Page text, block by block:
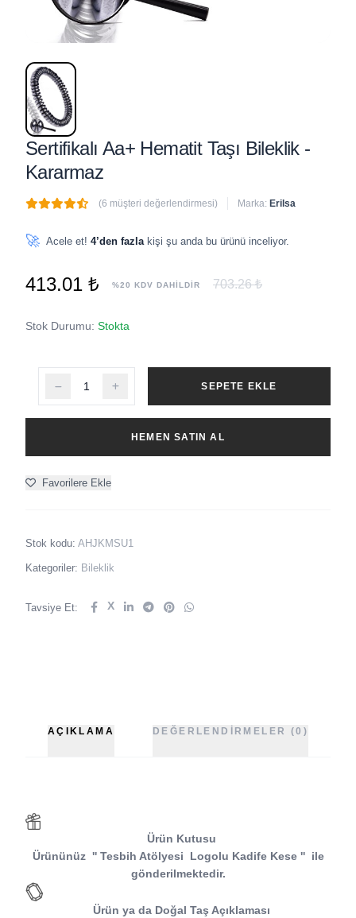
Sertifikalı Aa+ Hematit Taşı Bileklik -
Kararmaz
(6 müşteri değerlendirmesi) Marka: Erilsa
🚀 Acele et! 4’den fazla kişi şu anda bu ürünü inceliyor.
413.01 ₺ %20 KDV DAHİLDİR 703.26 ₺
Stok Durumu: Stokta
SEPETE EKLE
HEMEN SATIN AL
Favorilere Ekle
Stok kodu: AHJKMSU1
Kategoriler: Bileklik
Tavsiye Et: X
AÇIKLAMA DEĞERLENDIRMELER (0)
Ürün Kutusu
Ürününüz '' Tesbih Atölyesi Logolu Kadife Kese '' ile
gönderilmektedir.
Ürün ya da Doğal Taş Açıklaması